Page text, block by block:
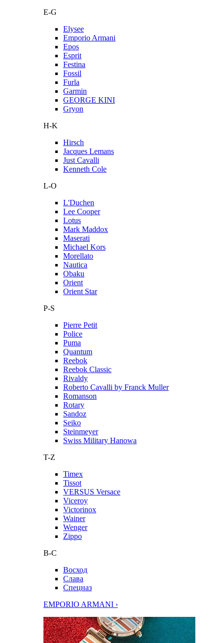
E-G
Elysee
Emporio Armani
Epos
Esprit
Festina
Fossil
Furla
Garmin
GEORGE KINI
Gryon
H-K
Hirsch
Jacques Lemans
Just Cavalli
Kenneth Cole
L-O
L'Duchen
Lee Cooper
Lotus
Mark Maddox
Maserati
Michael Kors
Morellato
Nautica
Obaku
Orient
Orient Star
P-S
Pierre Petit
Police
Puma
Quantum
Reebok
Reebok Classic
Rivaldy
Roberto Cavalli by Franck Muller
Romanson
Rotary
Sandoz
Seiko
Steinmeyer
Swiss Military Hanowa
T-Z
Timex
Tissot
VERSUS Versace
Viceroy
Victorinox
Wainer
Wenger
Zippo
В-С
Восход
Слава
Спецназ
EMPORIO ARMANI ›